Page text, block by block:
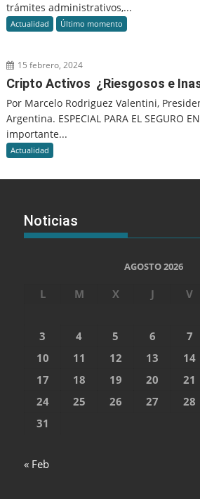
trámites administrativos,...
Actualidad Último momento
15 febrero, 2024
Cripto Activos ¿Riesgosos e
Por Marcelo Rodriguez Valentini,
Argentina. ESPECIAL PARA EL SEGURO
importante...
Actualidad
Noticias
AGOSTO 2026
L M X J V
3
4 5 6 7
10
11 12 13 14
17
18 19 20 21
24
25 26 27 28
31
« Feb